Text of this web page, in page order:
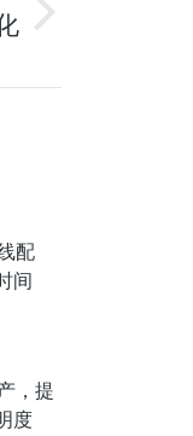
配
间
，提
度